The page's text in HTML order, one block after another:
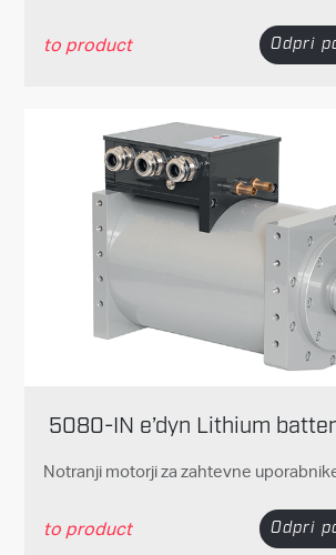
to product Odpri
5080-IN e’dyn Lithium
Notranji motorji za zahtevne
to product Odpri